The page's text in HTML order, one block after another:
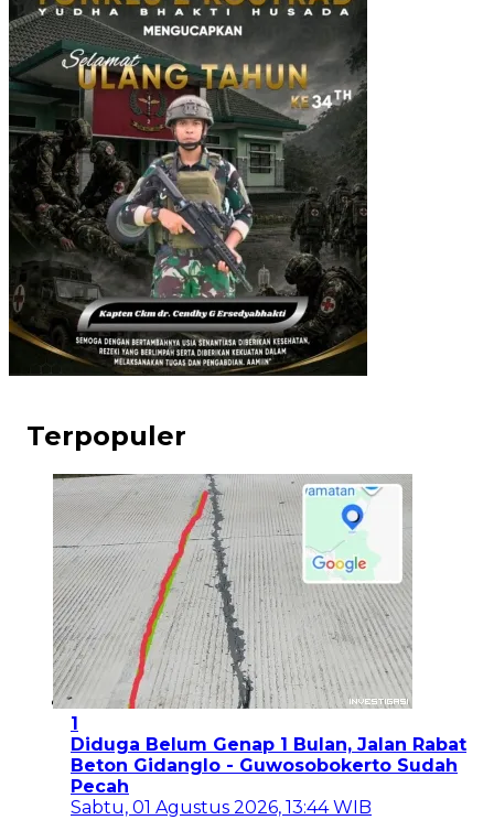
Terpopuler
1
Diduga Belum Genap 1 Bulan, Jalan Rabat
Beton Gidanglo - Guwosobokerto Sudah
Pecah
Sabtu, 01 Agustus 2026, 13:44 WIB